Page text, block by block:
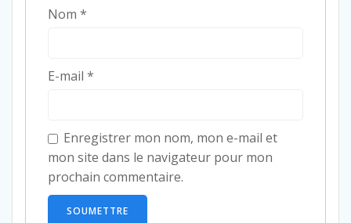
Nom *
E-mail *
Enregistrer mon nom, mon e-mail et
mon site dans le navigateur pour mon
prochain commentaire.